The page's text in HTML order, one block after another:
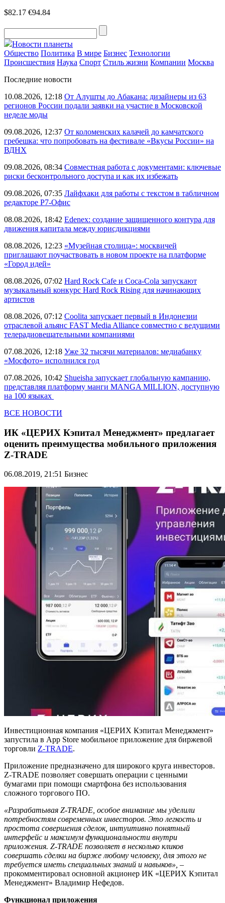
$82.17 €94.84
Новости планеты
Общество Политика В мире Бизнес Технологии
Происшествия Наука Спорт Стиль жизни Компании Москва
Последние новости
10.08.2026, 12:18 От Алушты до Абакана: дизайнеры из 63
регионов России подали заявки на участие в Московской
неделе моды
09.08.2026, 12:37 От коломенских калачей до камчатского
гребешка: что попробовать на фестивале «Вкусы России» на
ВДНХ
09.08.2026, 08:34 Совместная работа с документами: ключевые
риски бесконтрольного доступа и как их избежать
09.08.2026, 07:35 Лайфхаки для работы с текстом в табличном
редакторе Р7-Офис
08.08.2026, 18:42 Edenex: создание защищенного контура для
движения капитала между юрисдикциями
08.08.2026, 12:23 «Музейная столица»: москвичей
приглашают поучаствовать в новом проекте на платформе
«Город идей»
08.08.2026, 07:02 Hard Rock Cafe и Coca-Cola запускают
музыкальный конкурс Hard Rock Rising для начинающих
артистов
08.08.2026, 07:12 Coolita запускает первый в Индонезии
отраслевой альянс FAST Media Alliance совместно с ведущими
телерадиовещательными компаниями
07.08.2026, 12:18 Уже 32 тысячи материалов: медиабанку
«Мосфото» исполнился год
07.08.2026, 10:42 Shueisha запускает глобальную кампанию,
представляя платформу манги MANGA MILLION, доступную
на 100 языках
ВСЕ НОВОСТИ
ИК «ЦЕРИХ Кэпитал Менеджмент» предлагает
оценить преимущества мобильного приложения
Z-TRADE
06.08.2019, 21:51 Бизнес
Инвестиционная компания «ЦЕРИХ Кэпитал Менеджмент»
запустила в App Store мобильное приложение для биржевой
торговли Z-TRADE.
Приложение предназначено для широкого круга инвесторов.
Z-TRADE позволяет совершать операции с ценными
бумагами при помощи смартфона без использования
сложного торгового ПО.
«Разрабатывая Z-TRADE, особое внимание мы уделили
потребностям современных инвесторов. Это легкость и
простота совершения сделок, интуитивно понятный
интерфейс и максимум функциональности внутри
приложения. Z-TRADE позволяет в несколько кликов
совершать сделки на бирже любому человеку, для этого не
требуется иметь специальных знаний и навыков», –
прокомментировал основной акционер ИК «ЦЕРИХ Кэпитал
Менеджмент» Владимир Нефедов.
Функционал приложения